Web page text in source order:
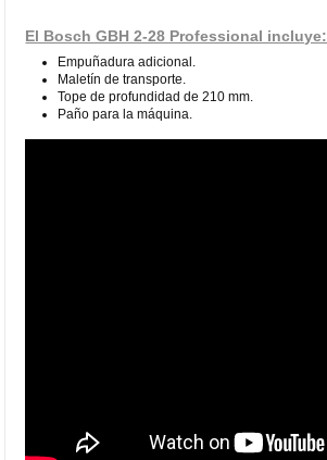
El Bosch GBH 2-28 Professional incluye:
Empuñadura adicional.
Maletín de transporte.
Tope de profundidad de 210 mm.
Paño para la máquina.